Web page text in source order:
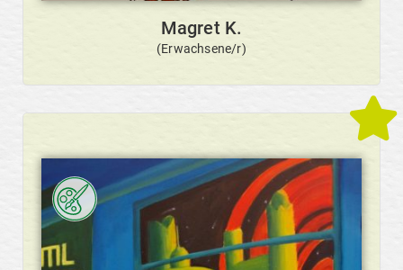
Magret K.
(Erwachsene/r)